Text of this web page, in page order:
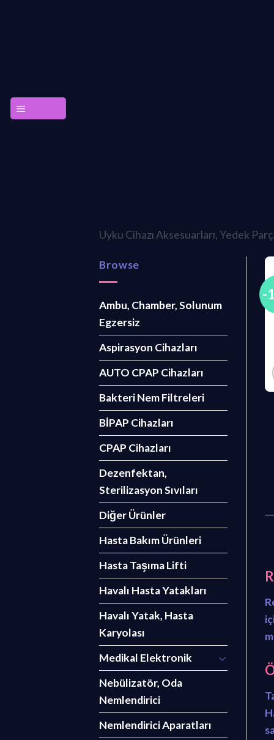
Uyku Cihazı Aksesuarları, Yedek
Browse
Ambu, Chamber, Solunum
Egzersiz
Aspirasyon Cihazları
AUTO CPAP Cihazları
Bakteri Nem Filtreleri
BİPAP Cihazları
CPAP Cihazları
Dezenfektan,
Sterilizasyon Sıvıları
Diğer Ürünler
Hasta Bakım Ürünleri
Hasta Taşıma Lifti
Havalı Hasta Yatakları
Havalı Yatak, Hasta
Karyolası
Medikal Elektronik
Nebülizatör, Oda
Nemlendirici
Nemlendirici Aparatları
-